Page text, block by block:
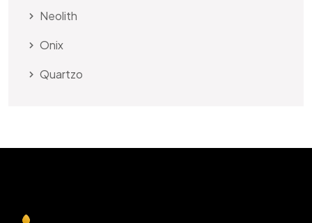
Neolith
Onix
Quartzo